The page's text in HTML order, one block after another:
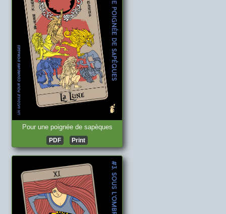
Pour une poignée de sapèques
PDF Print